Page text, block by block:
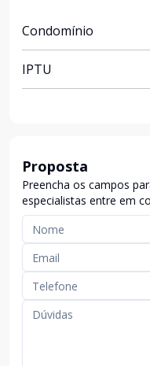
Condomínio
IPTU
Proposta
Preencha os campos
especialistas entre em